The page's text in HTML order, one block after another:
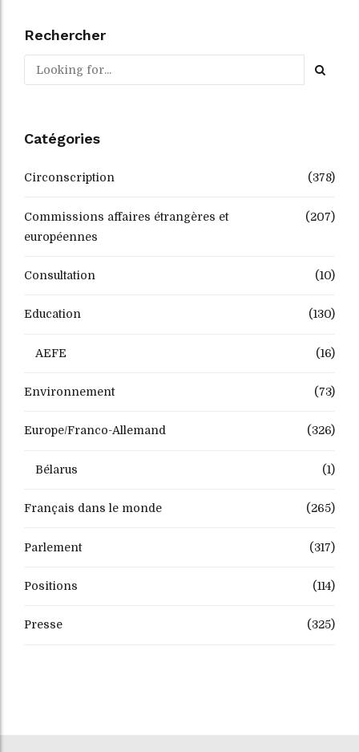
Rechercher
Catégories
Circonscription (378)
Commissions affaires étrangères et
européennes
(207)
Consultation (10)
Education (130)
AEFE (16)
Environnement (73)
Europe/Franco-Allemand (326)
Bélarus (1)
Français dans le monde (265)
Parlement (317)
Positions (114)
Presse (325)